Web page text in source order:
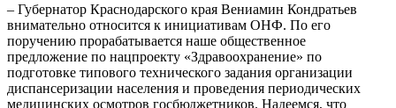
– Губернатор Краснодарского края Вениамин Кондратьев
внимательно относится к инициативам ОНФ. По его
поручению прорабатывается наше общественное
предложение по нацпроекту «Здравоохранение» по
подготовке типового технического задания организации
диспансеризации населения и проведения периодических
медицинских осмотров госбюджетников. Надеемся, что